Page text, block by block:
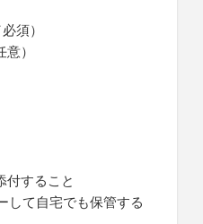
須）
）
付すること
して自宅でも保管する